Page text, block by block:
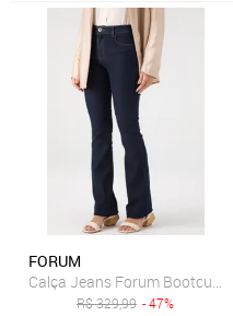
FORUM
Calça Jeans Forum Bootcut
R$329,99 - 47%